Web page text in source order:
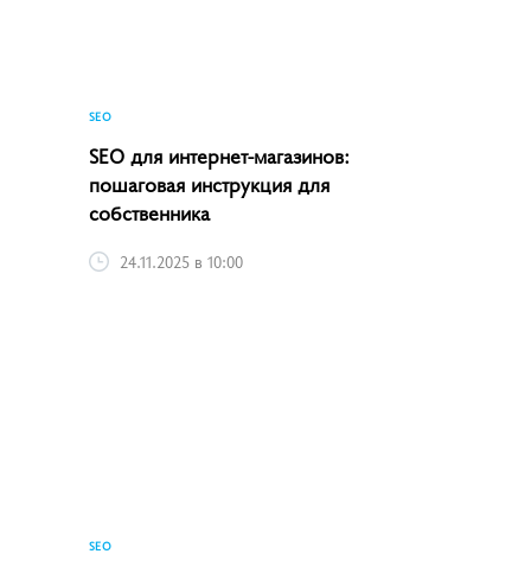
SEO
SEO для интернет-магазинов:
пошаговая инструкция для
собственника
24.11.2025 в 10:00
SEO